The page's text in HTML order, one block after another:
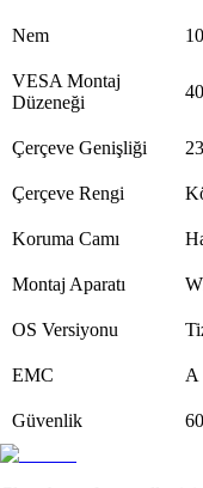
Nem
VESA Montaj
Düzeneği
Çerçeve Genişliği
Çerçeve Rengi
Koruma Camı
Montaj Aparatı
OS Versiyonu
EMC A
Güvenlik